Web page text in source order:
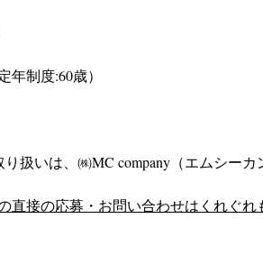
年制度:60歳）
扱いは、㈱MC company（エムシーカ
直接の応募・お問い合わせはくれぐれ